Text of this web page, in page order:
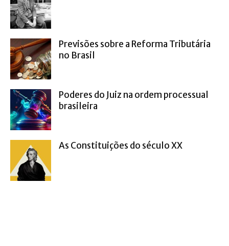
Previsões sobre a Reforma Tributária
no Brasil
Poderes do Juiz na ordem processual
brasileira
As Constituições do século XX